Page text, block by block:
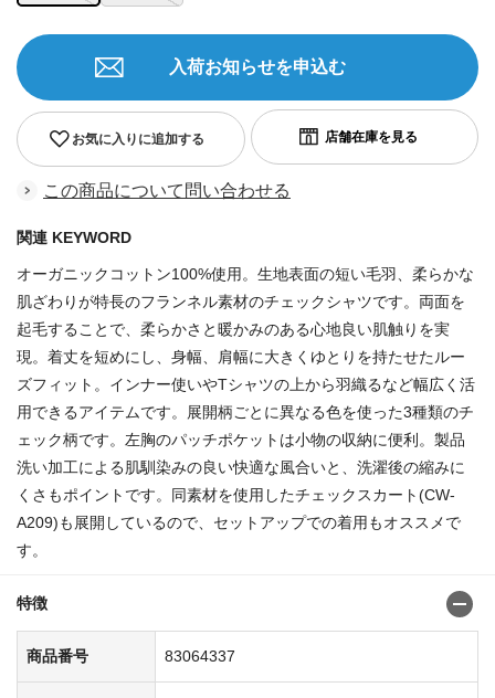
お気に入りに追加する
入荷お知らせを申込む
この商品について問い合わせる
関連 KEYWORD
オーガニックコットン100%使用。生地表面の短い毛羽、柔らかな
肌ざわりが特長のフランネル素材のチェックシャツです。両面を
起毛することで、柔らかさと暖かみのある心地良い肌触りを実
現。着丈を短めにし、身幅、肩幅に大きくゆとりを持たせたルー
ズフィット。インナー使いやTシャツの上から羽織るなど幅広く活
用できるアイテムです。展開柄ごとに異なる色を使った3種類のチ
ェック柄です。左胸のパッチポケットは小物の収納に便利。製品
洗い加工による肌馴染みの良い快適な風合いと、洗濯後の縮みに
くさもポイントです。同素材を使用したチェックスカート(CW-
A209)も展開しているので、セットアップでの着用もオススメで
す。
特徴
商品番号 83064337